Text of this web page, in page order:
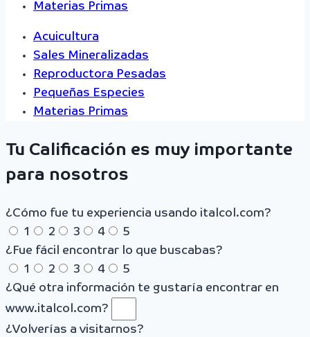
Materias Primas
Acuicultura
Sales Mineralizadas
Reproductora Pesadas
Pequeñas Especies
Materias Primas
Tu Calificación es muy importante
para nosotros
¿Cómo fue tu experiencia usando italcol.com?
1
2 3 4
5
¿Fue fácil encontrar lo que buscabas?
1
2 3 4
5
¿Qué otra información te gustaría encontrar en
www.italcol.com?
¿Volverías a visitarnos?